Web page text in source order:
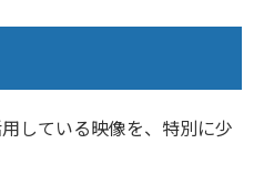
している映像を、特別に少